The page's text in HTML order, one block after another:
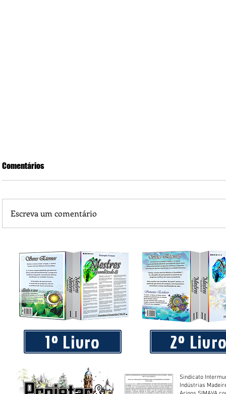
Praça 04 de Julho recebe novos equipamentos de
Comentários
Escreva um comentário
1º Livro 2º
Sindicato
Indústrias